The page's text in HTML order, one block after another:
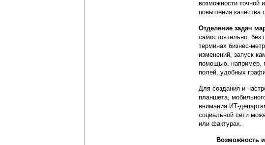
возможности точной
повышения качества
Отделение задач
самостоятельно, без
терминах бизнес-
изменений, запуск
помощью, например,
полей, удобных
Для создания и
планшета,
внимания ИТ-
социальной сети
или фактурах.
Возможность